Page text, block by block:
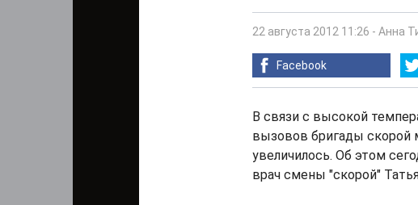
22 августа 2012 11:26 - Анна
Facebook
В связи с высокой
вызовов бригады скорой
увеличилось. Об этом
врач смены "cкорой"